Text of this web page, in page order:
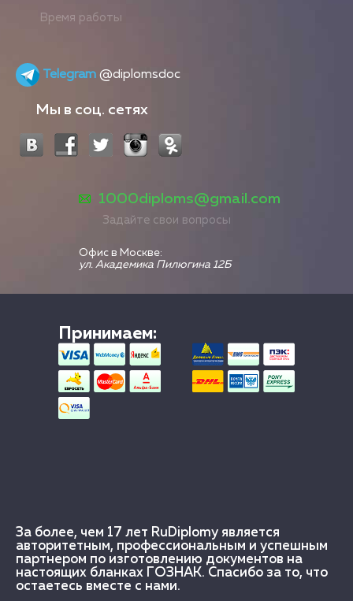
Время работы
Telegram @diplomsdoc
Мы в соц. сетях
1000diploms@gmail.com
Задайте свои вопросы
Офис в Москве:
ул. Академика Пилюгина 12Б
Принимаем:
За более, чем 17 лет RuDiplomy является
авторитетным, профессиональным и успешным
партнером по изготовлению документов на
настоящих бланках ГОЗНАК. Спасибо за то, что
остаетесь вместе с нами.